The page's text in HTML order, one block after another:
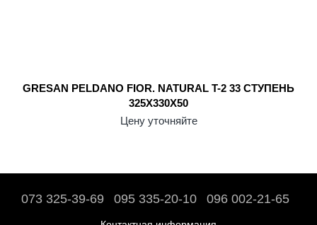
GRESAN PELDANO FIOR. NATURAL T-2 33 СТУПЕНЬ
325X330X50
Цену уточняйте
073 325-39-69 095 335-20-10 096 002-21-65